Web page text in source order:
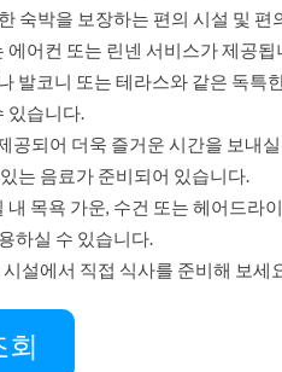
숙박을 보장하는 편의 시설 및 편
어컨 또는 린넨 서비스가 제공됩
발코니 또는 테라스와 같은 독특
있습니다.
공되어 더욱 즐거운 시간을 보내
는 음료가 준비되어 있습니다.
목욕 가운, 수건 또는 헤어드라
하실 수 있습니다.
설에서 직접 식사를 준비해 보세
회